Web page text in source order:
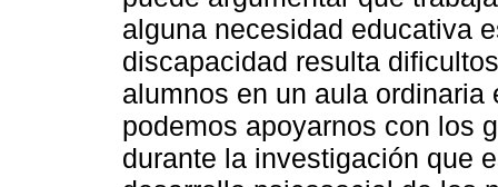
alguna necesidad educativa
discapacidad resulta
alumnos en un aula
podemos apoyarnos con los
durante la investigación que